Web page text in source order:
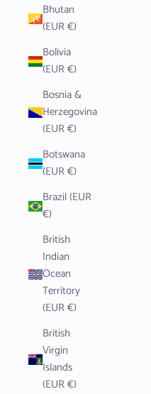
Bhutan
(EUR €)
Bolivia
(EUR €)
Bosnia &
Herzegovina
(EUR €)
Botswana
(EUR €)
Brazil (EUR
€)
British
Indian
Ocean
Territory
(EUR €)
British
Virgin
Islands
(EUR €)